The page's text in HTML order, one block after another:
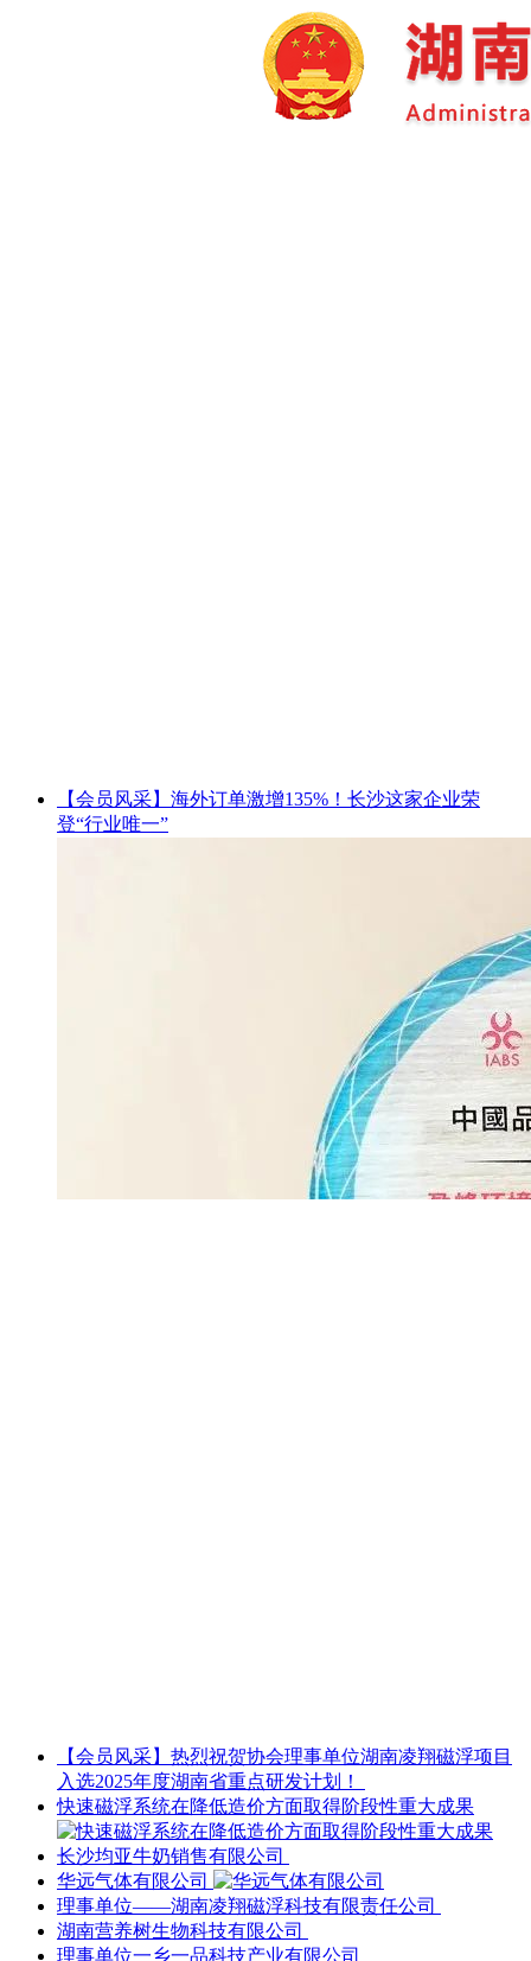
【会员风采】海外订单激增135%！长沙这家企业荣
登“行业唯一”
【会员风采】热烈祝贺协会理事单位湖南凌翔磁浮项目
入选2025年度湖南省重点研发计划！
快速磁浮系统在降低造价方面取得阶段性重大成果
长沙均亚牛奶销售有限公司
华远气体有限公司
理事单位——湖南凌翔磁浮科技有限责任公司
湖南营养树生物科技有限公司
理事单位一乡一品科技产业有限公司